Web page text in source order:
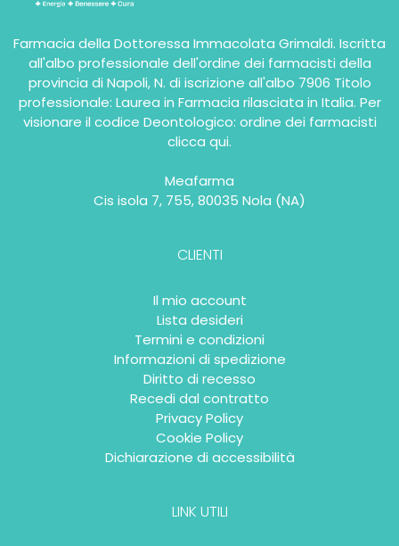
Farmacia della Dottoressa Immacolata Grimaldi. Iscritta
all'albo professionale dell'ordine dei farmacisti della
provincia di Napoli, N. di iscrizione all'albo 7906 Titolo
professionale: Laurea in Farmacia rilasciata in Italia. Per
visionare il codice Deontologico: ordine dei farmacisti
clicca qui.
Meafarma
Cis isola 7, 755, 80035 Nola (NA)
CLIENTI
Il mio account
Lista desideri
Termini e condizioni
Informazioni di spedizione
Diritto di recesso
Recedi dal contratto
Privacy Policy
Cookie Policy
Dichiarazione di accessibilità
LINK UTILI